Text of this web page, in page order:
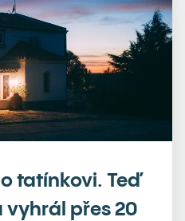
tatínkovi. Teď
přes 20